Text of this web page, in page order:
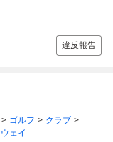
違反報告
ゴルフ
クラブ
ェイ